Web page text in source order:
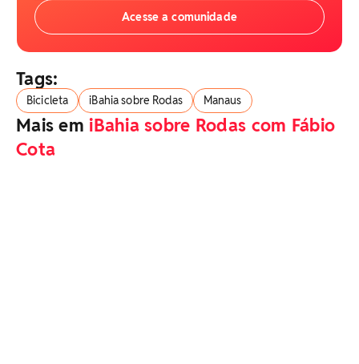
Acesse a comunidade
Tags:
Bicicleta iBahia sobre Rodas Manaus
Mais em iBahia sobre Rodas com Fábio
Cota